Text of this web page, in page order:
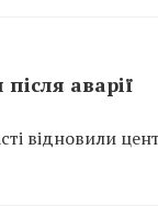
аварії
відновили